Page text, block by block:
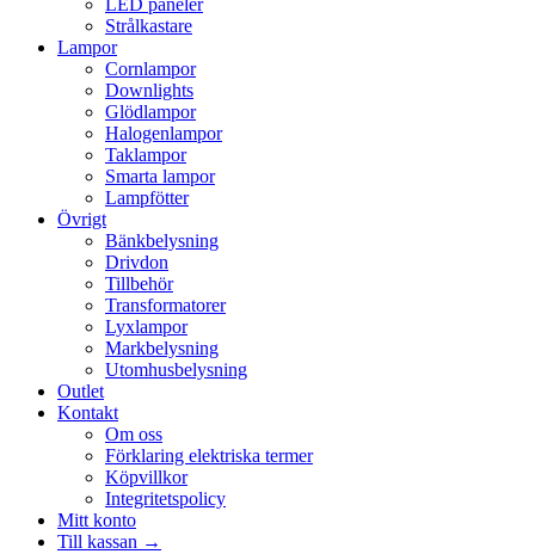
LED paneler
Strålkastare
Lampor
Cornlampor
Downlights
Glödlampor
Halogenlampor
Taklampor
Smarta lampor
Lampfötter
Övrigt
Bänkbelysning
Drivdon
Tillbehör
Transformatorer
Lyxlampor
Markbelysning
Utomhusbelysning
Outlet
Kontakt
Om oss
Förklaring elektriska termer
Köpvillkor
Integritetspolicy
Mitt konto
Till kassan →